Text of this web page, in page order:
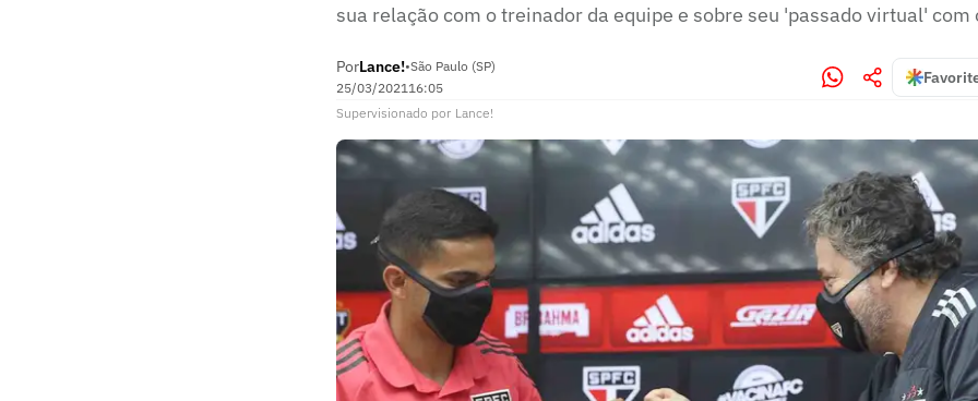
sua relação com o treinador da equipe e sobre seu 'passado virtual' com
PorLance!•São Paulo (SP)
25/03/202116:05
Supervisionado por Lance!